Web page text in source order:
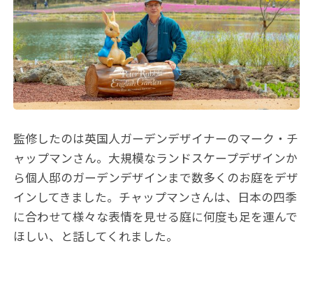
監修したのは英国人ガーデンデザイナーのマーク・チ
ャップマンさん。大規模なランドスケープデザインか
ら個人邸のガーデンデザインまで数多くのお庭をデザ
インしてきました。チャップマンさんは、日本の四季
に合わせて様々な表情を見せる庭に何度も足を運んで
ほしい、と話してくれました。